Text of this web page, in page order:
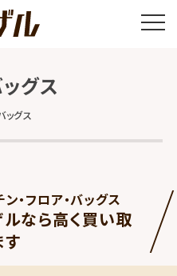
グス
ッグス
・フロア・バッグス
なら高く買い取
す